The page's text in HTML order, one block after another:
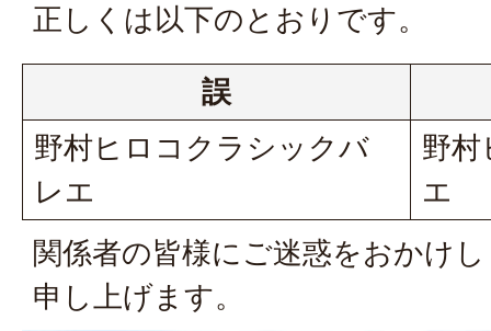
正しくは以下のとおりです。
誤
野村ヒロコクラシックバ
レエ
野
エ
関係者の皆様にご迷惑をおかけ
申し上げます。